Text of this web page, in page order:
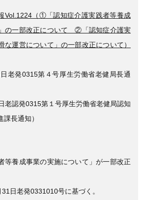
Vol.1224（①「認知症介護実践者等養成
の一部改正について ②「認知症介護実
な運営について」の一部改正について）
老発0315第４号厚生労働省老健局長通
認発0315第１号厚生労働省老健局認知
長通知）
等養成事業の実施について」が一部改正
日老発0331010号に基づく。